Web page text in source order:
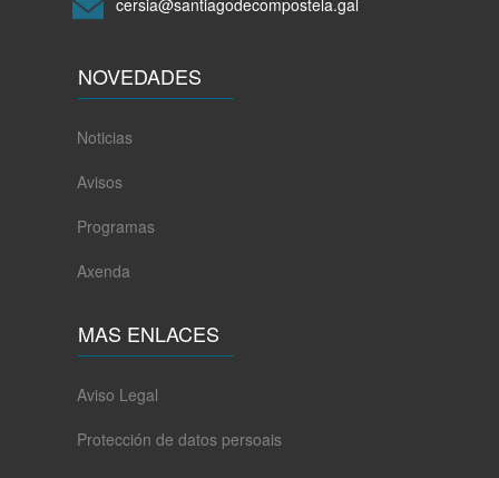
dun
emprendedor
na
social
NOVEDADES
Noticias
Avisos
Programas
Axenda
MAS ENLACES
Aviso Legal
Protección de datos persoais